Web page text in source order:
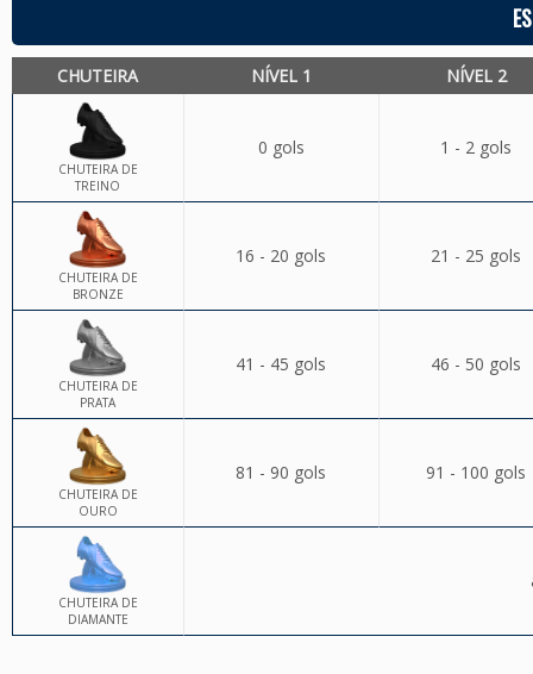
CHUTEIRA NÍVEL 1 NÍVEL 2
CHUTEIRA DE
TREINO
0 gols 1 - 2 gols
CHUTEIRA DE
BRONZE
16 - 20 gols 21 - 25 gols
CHUTEIRA DE
PRATA
41 - 45 gols 46 - 50 gols
CHUTEIRA DE
OURO
81 - 90 gols 91 - 100 gols
CHUTEIRA DE
DIAMANTE